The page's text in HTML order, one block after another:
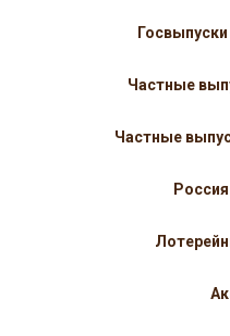
Частные
Частные